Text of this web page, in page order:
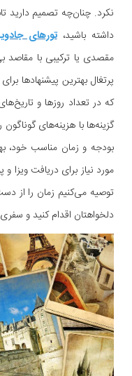
نکرد. چنان‌چه تصمیم دارید
داشته باشید،تورهای
مقصدی یا ترکیبی با مقاصد
پرتغال بهترین پیشنهادها
که در تعداد روزها و
گزینه‌ها با هزینه‌های
بودجه و زمان مناسب خود،
مورد نیاز برای دریافت ویزا
توصیه می‌کنیم زمان را از
دلخواهتان اقدام کنید و